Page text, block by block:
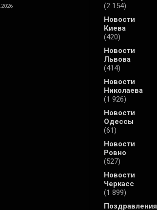
(2 154)
Новости
Киева
(420)
Новости
Львова
(414)
Новости
Николаева
(1 926)
Новости
Одессы
(61)
Новости
Ровно
(527)
Новости
Черкасс
(1 899)
Поздравления